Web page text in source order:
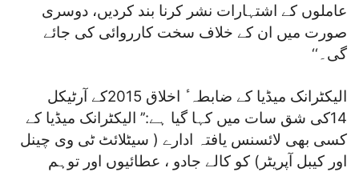
عاملوں کے اشتہارات نشر کرنا بند کردیں، دوسری
صورت میں ان کے خلاف سخت کارروائی کی جائے
گی۔‘‘
الیکٹرانک میڈیا کے ضابطہ ٔ اخلاق 2015کے آرٹیکل
14کی شق سات میں کہا گیا ہے:’’ الیکٹرانک میڈیا کے
کسی بھی لائسنس یافتہ ادارے ( سیٹلائٹ ٹی وی چینل
اور کیبل آپریٹر) کو کالے جادو ، عطائیوں اور توہم